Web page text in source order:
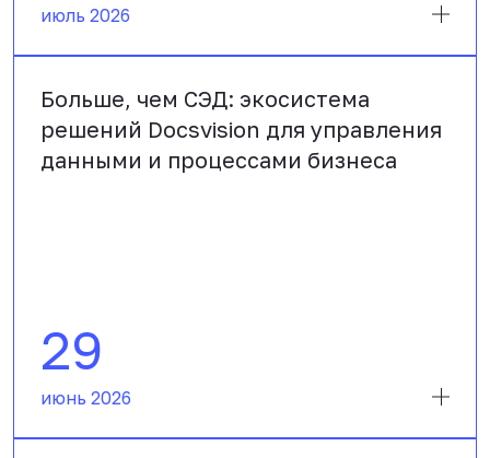
июль 2026
Больше, чем СЭД: экосистема
решений Docsvision для управления
данными и процессами бизнеса
29
июнь 2026